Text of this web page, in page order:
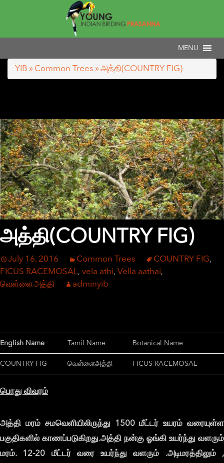
YIB » Common Trees » அத்தி(COUNTRY FIG)
அத்தி(COUNTRY FIG)
July 16, 2016 Common Trees COUNTRY FIG,
FICUS RACEMOSAL, vela athi, Vella aathai,
வெள்ளைஅத்தி adminyib
English Name Tamil Name Botanical Name
COUNTRY FIG வெள்ளைஅத்தி FICUS RACEMOSAL
பொது விவரம்
அத்தி மரம் சமவெளியிலிருந்து 1500மீட்டர்உயரம்வரையுள்ள
பகுதிகளில் காணப்படுகிறது.அத்தி நன்கு ஓங்கி உயர்ந்து வளரும்
மரம்.
12-20 மீட்டர் வரைஉயர்ந்துவளரும் .அடிமரத்திலும் ,